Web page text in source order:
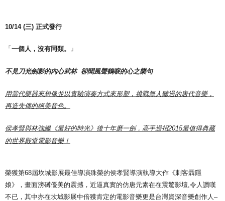
10/14 (三) 正式發行
「 一個人，沒有同類。 」
不見刀光劍影的內心武林 卻聞風聲鶴唳的心之樂句
用當代樂器來想像並以實驗演奏方式來形塑，挑戰無人聽過的唐代音樂，
再造失傳的絕美音色。
侯孝賢與林強繼《最好的時光》 後十年磨一劍，高手過招2015最值得典藏
的世界殿堂電影音樂！
榮獲第68屆坎城影展最佳導演殊榮的侯孝賢導演執導大作《刺客聶隱
娘》，畫面滂礡優美的震撼，近逼真實的仿唐元素在在震驚影壇,令人讚嘆
不已，其中亦在坎城影展中倍獲肯定的電影音樂更是台灣資深音樂創作人–